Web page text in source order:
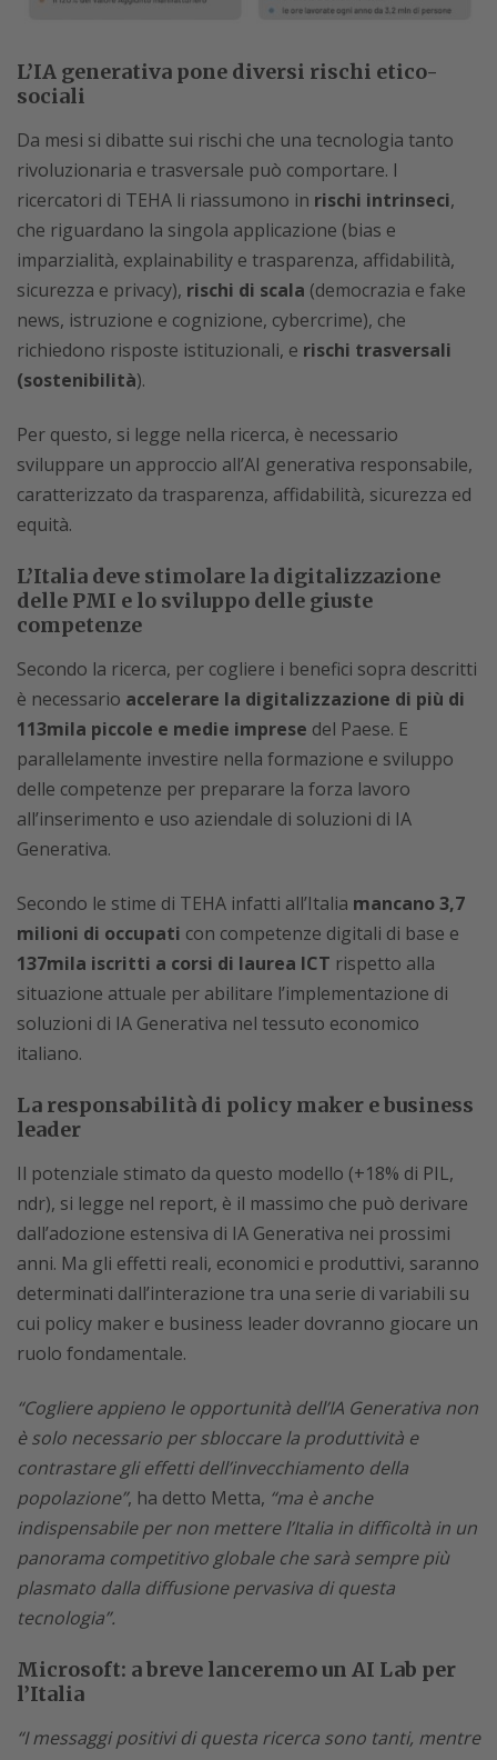
L’IA generativa pone diversi rischi etico-
sociali
Da mesi si dibatte sui rischi che una tecnologia tanto
rivoluzionaria e trasversale può comportare. I
ricercatori di TEHA li riassumono in rischi intrinseci,
che riguardano la singola applicazione (bias e
imparzialità, explainability e trasparenza, affidabilità,
sicurezza e privacy), rischi di scala (democrazia e fake
news, istruzione e cognizione, cybercrime), che
richiedono risposte istituzionali, e rischi trasversali
(sostenibilità).
Per questo, si legge nella ricerca, è necessario
sviluppare un approccio all’AI generativa responsabile,
caratterizzato da trasparenza, affidabilità, sicurezza ed
equità.
L’Italia deve stimolare la digitalizzazione
delle PMI e lo sviluppo delle giuste
competenze
Secondo la ricerca, per cogliere i benefici sopra descritti
è necessario accelerare la digitalizzazione di più di
113mila piccole e medie imprese del Paese. E
parallelamente investire nella formazione e sviluppo
delle competenze per preparare la forza lavoro
all’inserimento e uso aziendale di soluzioni di IA
Generativa.
Secondo le stime di TEHA infatti all’Italia mancano 3,7
milioni di occupati con competenze digitali di base e
137mila iscritti a corsi di laurea ICT rispetto alla
situazione attuale per abilitare l’implementazione di
soluzioni di IA Generativa nel tessuto economico
italiano.
La responsabilità di policy maker e business
leader
Il potenziale stimato da questo modello (+18% di PIL,
ndr), si legge nel report, è il massimo che può derivare
dall’adozione estensiva di IA Generativa nei prossimi
anni. Ma gli effetti reali, economici e produttivi, saranno
determinati dall’interazione tra una serie di variabili su
cui policy maker e business leader dovranno giocare un
ruolo fondamentale.
“Cogliere appieno le opportunità dell’IA Generativa non
è solo necessario per sbloccare la produttività e
contrastare gli effetti dell’invecchiamento della
popolazione”, ha detto Metta, “ma è anche
indispensabile per non mettere l’Italia in difficoltà in un
panorama competitivo globale che sarà sempre più
plasmato dalla diffusione pervasiva di questa
tecnologia”.
Microsoft: a breve lanceremo un AI Lab per
l’Italia
“I messaggi positivi di questa ricerca sono tanti, mentre